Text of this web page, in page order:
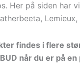
Her på siden har
findes i flere
når du er på